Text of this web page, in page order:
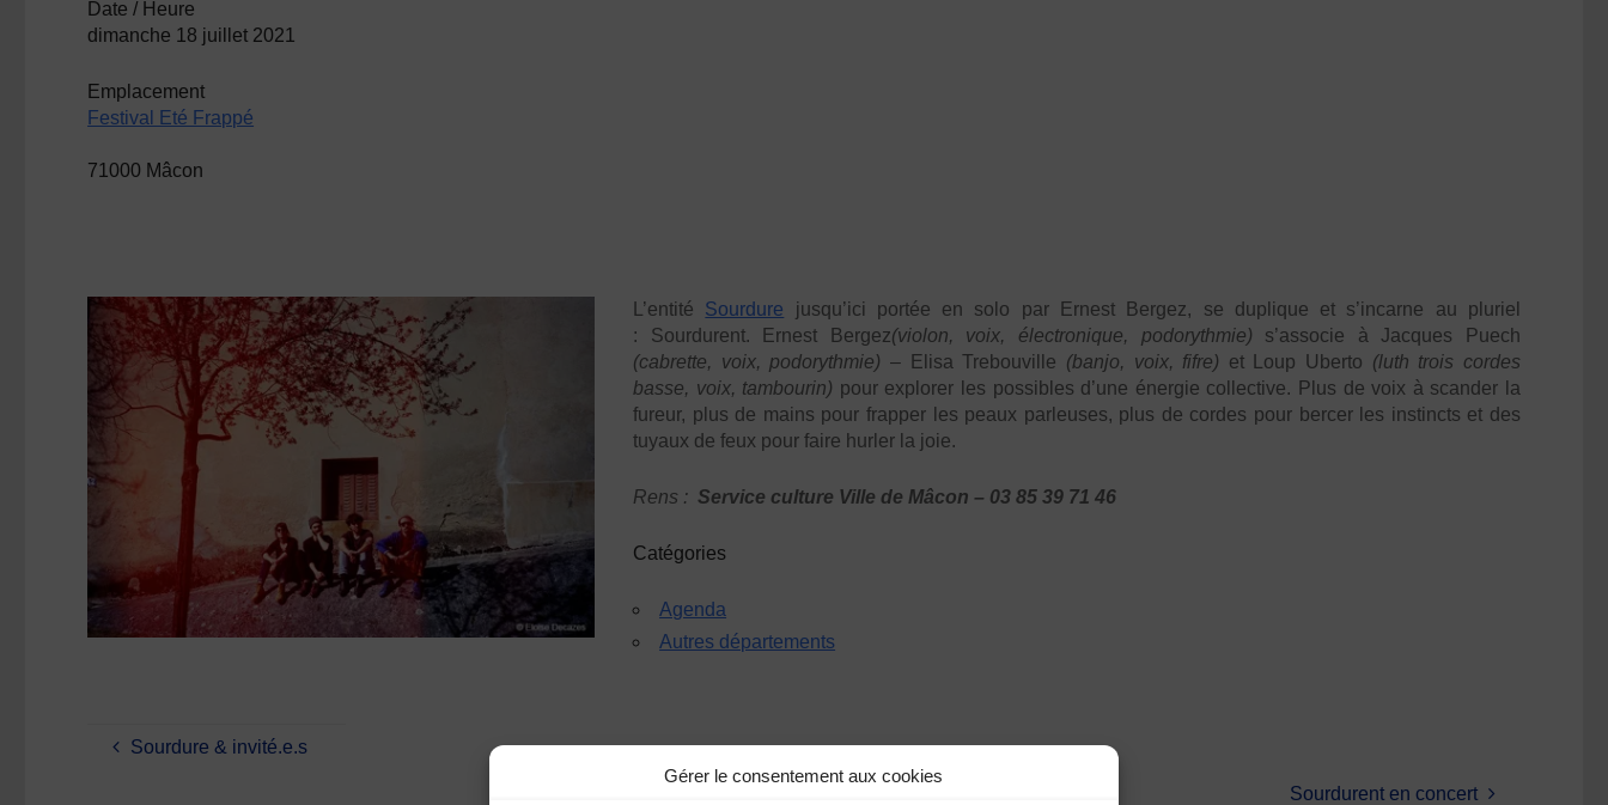
Gérer le consentement aux cookies
Date / Heure
dimanche 18 juillet 2021
Emplacement
Festival Eté Frappé
71000 Mâcon
L’entité Sourdure jusqu’ici portée en solo par Ernest Bergez, se duplique et s’incarne au pluriel
: Sourdurent. Ernest Bergez(violon, voix, électronique, podorythmie) s’associe àJacques Puech
(cabrette, voix, podorythmie) – Elisa Trebouville (banjo, voix, fifre) et Loup Uberto (luth trois cordes
basse, voix, tambourin) pour explorer les possibles d’une énergie collective. Plus de voix à scander la
fureur, plus de mains pour frapper les peaux parleuses, plus de cordes pour bercer les instincts et des
tuyaux de feux pour faire hurler la joie.
Rens :Service culture Ville de Mâcon – 03 85 39 71 46
Catégories
Agenda
Autres départements
Sourdure & invité.e.s
Sourdurent en concert